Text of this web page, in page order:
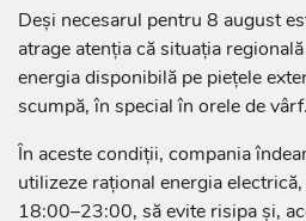
Deși necesarul pentru 8 august
atrage atenția că situația
energia disponibilă pe piețele
scumpă, în special în orele de vârf.
În aceste condiții, compania
utilizeze rațional energia
18:00–23:00, să evite risipa și,